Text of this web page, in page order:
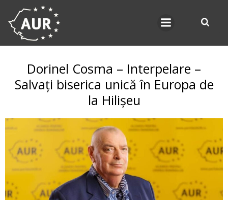
Dorinel Cosma – Interpelare –
Salvați biserica unică în Europa de
la Hilișeu